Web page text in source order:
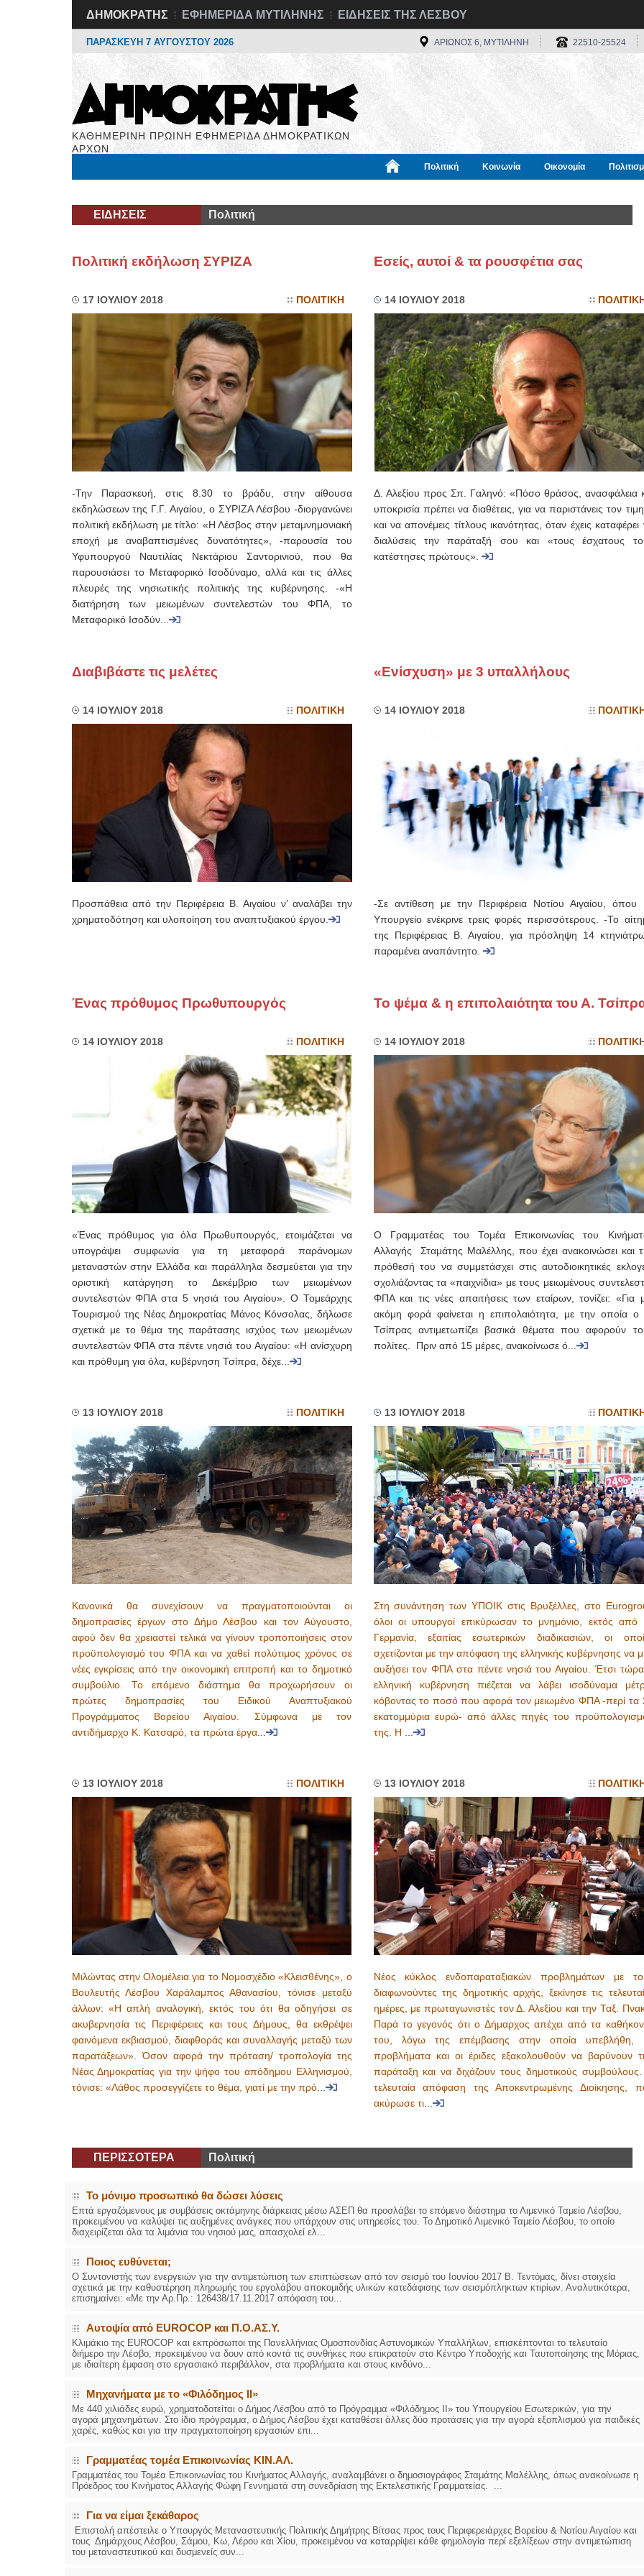
ΔΗΜΟΚΡΑΤΗΣ ΕΦΗΜΕΡΙΔΑ ΜΥΤΙΛΗΝΗΣ ΕΙΔΗΣΕΙΣ ΤΗΣ ΛΕΣΒΟΥ
ΠΑΡΑΣΚΕΥΗ 7 ΑΥΓΟΥΣΤΟΥ 2026 ΑΡΙΩΝΟΣ 6, ΜΥΤΙΛΗΝΗ 22510-25524
ΚΑΘΗΜΕΡΙΝΗ ΠΡΩΙΝΗ ΕΦΗΜΕΡΙΔΑ ΔΗΜΟΚΡΑΤΙΚΩΝ
ΑΡΧΩΝ
Πολιτική Κοινωνία Οικονομία
ΕΙΔΗΣΕΙΣ Πολιτική
Πολιτική εκδήλωση ΣΥΡΙΖΑ
17 ΙΟΥΛΙΟΥ 2018 ΠΟΛΙΤΙΚΗ
-Την Παρασκευή, στις 8.30 το βράδυ, στην αίθουσα
εκδηλώσεων της Γ.Γ. Αιγαίου, ο ΣΥΡΙΖΑ Λέσβου -διοργανώνει
πολιτική εκδήλωση με τίτλο: «Η Λέσβος στην μεταμνημονιακή
εποχή με αναβαπτισμένες δυνατότητες», -παρουσία του
Υφυπουργού Ναυτιλίας Νεκτάριου Σαντορινιού, που θα
παρουσιάσει το Μεταφορικό Ισοδύναμο, αλλά και τις άλλες
πλευρές της νησιωτικής πολιτικής της κυβέρνησης. -«Η
διατήρηση των μειωμένων συντελεστών του ΦΠΑ, το
Μεταφορικό Ισοδύν...
Εσείς, αυτοί & τα ρουσφέτια σας
14 ΙΟΥΛΙΟΥ 2018 ΠΟΛΙΤΙΚΗ
Δ. Αλεξίου προς Σπ. Γαληνό: «Πόσο θράσος, ανασφάλεια
υποκρισία πρέπει να διαθέτεις, για να παριστάνεις τον
και να απονέμεις τίτλους ικανότητας, όταν έχεις καταφέρει
διαλύσεις την παράταξή σου και «τους έσχατους
κατέστησες πρώτους».
Διαβιβάστε τις μελέτες
14 ΙΟΥΛΙΟΥ 2018 ΠΟΛΙΤΙΚΗ
Προσπάθεια από την Περιφέρεια Β. Αιγαίου ν’ αναλάβει την
χρηματοδότηση και υλοποίηση του αναπτυξιακού έργου.
«Ενίσχυση» με 3 υπαλλήλους
14 ΙΟΥΛΙΟΥ 2018 ΠΟΛΙΤΙΚΗ
-Σε αντίθεση με την Περιφέρεια Νοτίου Αιγαίου, όπου
Υπουργείο ενέκρινε τρεις φορές περισσότερους. -Το
της Περιφέρειας Β. Αιγαίου, για πρόσληψη 14
παραμένει αναπάντητο.
Ένας πρόθυμος Πρωθυπουργός
14 ΙΟΥΛΙΟΥ 2018 ΠΟΛΙΤΙΚΗ
«Ένας πρόθυμος για όλα Πρωθυπουργός, ετοιμάζεται να
υπογράψει συμφωνία για τη μεταφορά παράνομων
μεταναστών στην Ελλάδα και παράλληλα δεσμεύεται για την
οριστική κατάργηση το Δεκέμβριο των μειωμένων
συντελεστών ΦΠΑ στα 5 νησιά του Αιγαίου». Ο Τομεάρχης
Τουρισμού της Νέας Δημοκρατίας Μάνος Κόνσολας, δήλωσε
σχετικά με το θέμα της παράτασης ισχύος των μειωμένων
συντελεστών ΦΠΑ στα πέντε νησιά του Αιγαίου: «H ανίσχυρη
και πρόθυμη για όλα, κυβέρνηση Τσίπρα, δέχε...
Το ψέμα & η επιπολαιότητα του Α.
14 ΙΟΥΛΙΟΥ 2018 ΠΟΛΙΤΙΚΗ
Ο Γραμματέας του Τομέα Επικοινωνίας του
Αλλαγής Σταμάτης Μαλέλλης, που έχει ανακοινώσει και
πρόθεσή του να συμμετάσχει στις αυτοδιοικητικές
σχολιάζοντας τα «παιχνίδια» με τους μειωμένους
ΦΠΑ και τις νέες απαιτήσεις των εταίρων, τονίζει: «Για
ακόμη φορά φαίνεται η επιπολαιότητα, με την οποία ο
Τσίπρας αντιμετωπίζει βασικά θέματα που αφορούν
πολίτες. Πριν από 15 μέρες, ανακοίνωσε ό...
13 ΙΟΥΛΙΟΥ 2018 ΠΟΛΙΤΙΚΗ
Κανονικά θα συνεχίσουν να πραγματοποιούνται οι
δημοπρασίες έργων στο Δήμο Λέσβου και τον Αύγουστο,
αφού δεν θα χρειαστεί τελικά να γίνουν τροποποιήσεις στον
προϋπολογισμό του ΦΠΑ και να χαθεί πολύτιμος χρόνος σε
νέες εγκρίσεις από την οικονομική επιτροπή και το δημοτικό
συμβούλιο. Το επόμενο διάστημα θα προχωρήσουν οι
πρώτες δημοπρασίες του Ειδικού Αναπτυξιακού
Προγράμματος Βορείου Αιγαίου. Σύμφωνα με τον
αντιδήμαρχο Κ. Κατσαρό, τα πρώτα έργα...
13 ΙΟΥΛΙΟΥ 2018 ΠΟΛΙΤΙΚΗ
Στη συνάντηση των ΥΠΟΙΚ στις Βρυξέλλες, στο
όλοι οι υπουργοί επικύρωσαν το μνημόνιο, εκτός από
Γερμανία, εξαιτίας εσωτερικών διαδικασιών, οι
σχετίζονται με την απόφαση της ελληνικής κυβέρνησης να
αυξήσει τον ΦΠΑ στα πέντε νησιά του Αιγαίου. Έτσι
ελληνική κυβέρνηση πιέζεται να λάβει ισοδύναμα
κόβοντας το ποσό που αφορά τον μειωμένο ΦΠΑ -περί τα
εκατομμύρια ευρώ- από άλλες πηγές του
της. Η ...
13 ΙΟΥΛΙΟΥ 2018 ΠΟΛΙΤΙΚΗ
Μιλώντας στην Ολομέλεια για το Νομοσχέδιο «Κλεισθένης», ο
Βουλευτής Λέσβου Χαράλαμπος Αθανασίου, τόνισε μεταξύ
άλλων: «Η απλή αναλογική, εκτός του ότι θα οδηγήσει σε
ακυβερνησία τις Περιφέρειες και τους Δήμους, θα εκθρέψει
φαινόμενα εκβιασμού, διαφθοράς και συναλλαγής μεταξύ των
παρατάξεων». Όσον αφορά την πρόταση/ τροπολογία της
Νέας Δημοκρατίας για την ψήφο του απόδημου Ελληνισμού,
τόνισε: «Λάθος προσεγγίζετε το θέμα, γιατί με την πρό...
13 ΙΟΥΛΙΟΥ 2018 ΠΟΛΙΤΙΚΗ
Νέος κύκλος ενδοπαραταξιακών προβλημάτων με
διαφωνούντες της δημοτικής αρχής, ξεκίνησε τις
ημέρες, με πρωταγωνιστές τον Δ. Αλεξίου και την Ταξ.
Παρά το γεγονός ότι ο Δήμαρχος απέχει από τα
του, λόγω της επέμβασης στην οποία υπεβλήθη,
προβλήματα και οι έριδες εξακολουθούν να βαρύνουν
παράταξη και να διχάζουν τους δημοτικούς
τελευταία απόφαση της Αποκεντρωμένης Διοίκησης,
ακύρωσε τι...
ΠΕΡΙΣΣΟΤΕΡΑ Πολιτική
Το μόνιμο προσωπικό θα δώσει λύσεις
Επτά εργαζόμενους με συμβάσεις οκτάμηνης διάρκειας μέσω ΑΣΕΠ θα προσλάβει το επόμενο διάστημα το Λιμενικό Ταμείο Λέσβου,
προκειμένου να καλύψει τις αυξημένες ανάγκες που υπάρχουν στις υπηρεσίες του. Το Δημοτικό Λιμενικό Ταμείο Λέσβου, το οποίο
διαχειρίζεται όλα τα λιμάνια του νησιού μας, απασχολεί ελ...
Ποιος ευθύνεται;
Ο Συντονιστής των ενεργειών για την αντιμετώπιση των επιπτώσεων από τον σεισμό του Ιουνίου 2017 Β. Τεντόμας, δίνει στοιχεία
σχετικά με την καθυστέρηση πληρωμής του εργολάβου αποκομιδής υλικών κατεδάφισης των σεισμόπληκτων κτιρίων. Αναλυτικότερα,
επισημαίνει: «Με την Αρ.Πρ.: 126438/17.11.2017 απόφαση του...
Αυτοψία από EUROCOP και Π.Ο.ΑΣ.Υ.
Κλιμάκιο της EUROCOP και εκπρόσωποι της Πανελλήνιας Ομοσπονδίας Αστυνομικών Υπαλλήλων, επισκέπτονται το τελευταίο
διήμερο την Λέσβο, προκειμένου να δουν από κοντά τις συνθήκες που επικρατούν στο Κέντρο Υποδοχής και Ταυτοποίησης της Μόριας,
με ιδιαίτερη έμφαση στο εργασιακό περιβάλλον, στα προβλήματα και στους κινδύνο...
Μηχανήματα με το «Φιλόδημος ΙΙ»
Με 440 χιλιάδες ευρώ, χρηματοδοτείται ο Δήμος Λέσβου από το Πρόγραμμα «Φιλόδημος ΙΙ» του Υπουργείου Εσωτερικών, για την
αγορά μηχανημάτων. Στο ίδιο πρόγραμμα, ο Δήμος Λέσβου έχει καταθέσει άλλες δύο προτάσεις για την αγορά εξοπλισμού για παιδικές
χαρές, καθώς και για την πραγματοποίηση εργασιών επι...
Γραμματέας τομέα Επικοινωνίας ΚΙΝ.ΑΛ.
Γραμματέας του Τομέα Επικοινωνίας του Κινήματος Αλλαγής, αναλαμβάνει ο δημοσιογράφος Σταμάτης Μαλέλλης, όπως ανακοίνωσε η
Πρόεδρος του Κινήματος Αλλαγής Φώφη Γεννηματά στη συνεδρίαση της Εκτελεστικής Γραμματείας. ...
Για να είμαι ξεκάθαρος
Επιστολή απέστειλε ο Υπουργός Μεταναστευτικής Πολιτικής Δημήτρης Βίτσας προς τους Περιφερειάρχες Βορείου & Νοτίου Αιγαίου και
τους Δημάρχους Λέσβου, Σάμου, Κω, Λέρου και Χίου, προκειμένου να καταρρίψει κάθε φημολογία περί εξελίξεων στην αντιμετώπιση
του μεταναστευτικού και δυσμενείς συν...
ΙΩΑΝΝΗΣ Α. ΜΑΛΛΙΑΣ
Καβέτσου 10, Μυτιλήνη, τηλ:
2251038065
Χειρουργός Ωτορινολαρυγγολόγος
Έλενα Μπούμπα
Στρατιωτικός Ιατρός
Διδ.Παν.Αθηνών
Διπλωματούχος Ευρ.Ακαδημίας
Πάρνηθας 95-97 Αχαρναί